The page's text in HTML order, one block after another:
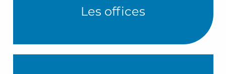
Les offices